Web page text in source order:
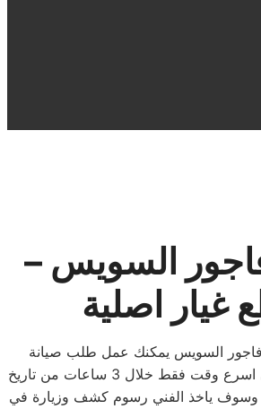
السويس –
غيار اصلية
السويس يمكنك عمل طلب صيانة
لجهازك المنزلي في اسرع وقت فقط خلال 3 ساعات من تاريخ
وسوف ياخذ الفني رسوم كشف وزيارة في